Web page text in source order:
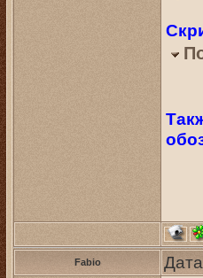
Fabio